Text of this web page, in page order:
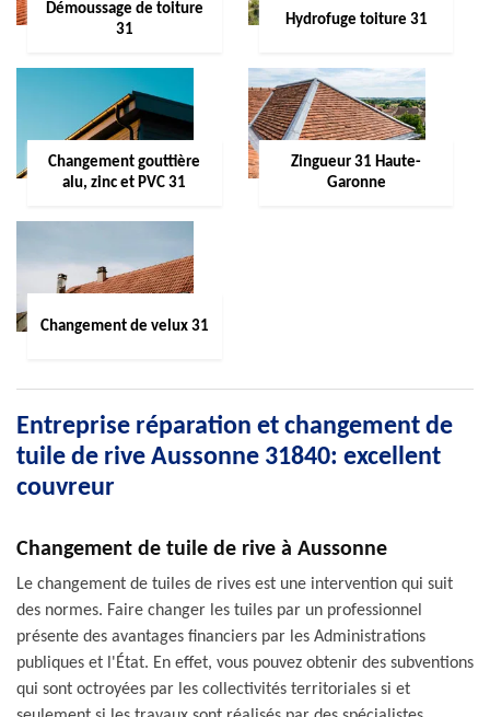
Démoussage de toiture
31
Hydrofuge toiture 31
Changement gouttière
alu, zinc et PVC 31
Zingueur 31 Haute-
Garonne
Changement de velux 31
Entreprise réparation et changement de
tuile de rive Aussonne 31840: excellent
couvreur
Changement de tuile de rive à Aussonne
Le changement de tuiles de rives est une intervention qui suit
des normes. Faire changer les tuiles par un professionnel
présente des avantages financiers par les Administrations
publiques et l'État. En effet, vous pouvez obtenir des subventions
qui sont octroyées par les collectivités territoriales si et